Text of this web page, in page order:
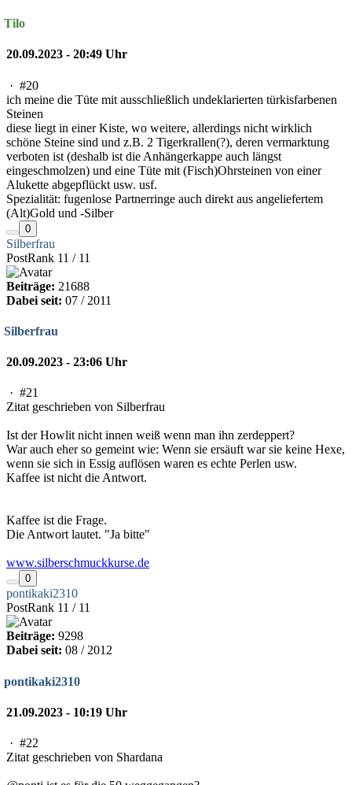
Tilo
20.09.2023 - 20:49 Uhr
· #20
ich meine die Tüte mit ausschließlich undeklarierten türkisfarbenen
Steinen
diese liegt in einer Kiste, wo weitere, allerdings nicht wirklich
schöne Steine sind und z.B. 2 Tigerkrallen(?), deren vermarktung
verboten ist (deshalb ist die Anhängerkappe auch längst
eingeschmolzen) und eine Tüte mit (Fisch)Ohrsteinen von einer
Alukette abgepflückt usw. usf.
Spezialität: fugenlose Partnerringe auch direkt aus angeliefertem
(Alt)Gold und -Silber
0
Silberfrau
PostRank 11 / 11
Beiträge: 21688
Dabei seit: 07 / 2011
Silberfrau
20.09.2023 - 23:06 Uhr
· #21
Zitat geschrieben von Silberfrau
Ist der Howlit nicht innen weiß wenn man ihn zerdeppert?
War auch eher so gemeint wie: Wenn sie ersäuft war sie keine Hexe,
wenn sie sich in Essig auflösen waren es echte Perlen usw.
Kaffee ist nicht die Antwort.
Kaffee ist die Frage.
Die Antwort lautet. "Ja bitte"
www.silberschmuckkurse.de
0
pontikaki2310
PostRank 11 / 11
Beiträge: 9298
Dabei seit: 08 / 2012
pontikaki2310
21.09.2023 - 10:19 Uhr
· #22
Zitat geschrieben von Shardana